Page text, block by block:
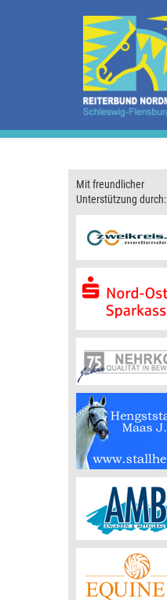
Mit freundlicher
Unterstützung durch: